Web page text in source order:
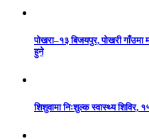
पोखरा–१३ बिजयपुर, पोखरी
हुने
शिशुवामा निःशुल्क स्वास्थ्य शिविर,